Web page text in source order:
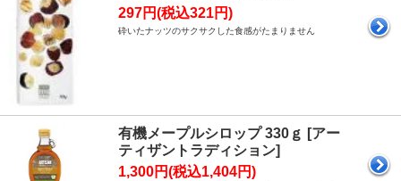
297円(税込321円)
砕いたナッツのサクサクした食感がたまりません
有機メープルシロップ 330ｇ [アー
ティザントラディション]
1,300円(税込1,404円)